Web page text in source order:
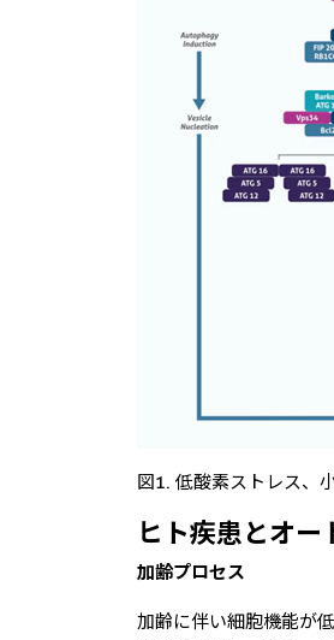
図1. 低酸素ストレス、
ヒト疾患とオー
加齢プロセス
加齢に伴い細胞機能が